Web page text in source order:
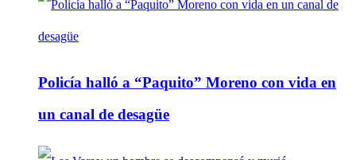
Policía halló a “Paquito” Moreno con vida en
un canal de desagüe